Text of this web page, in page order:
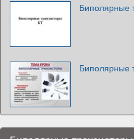
Биполярные
Биполярные